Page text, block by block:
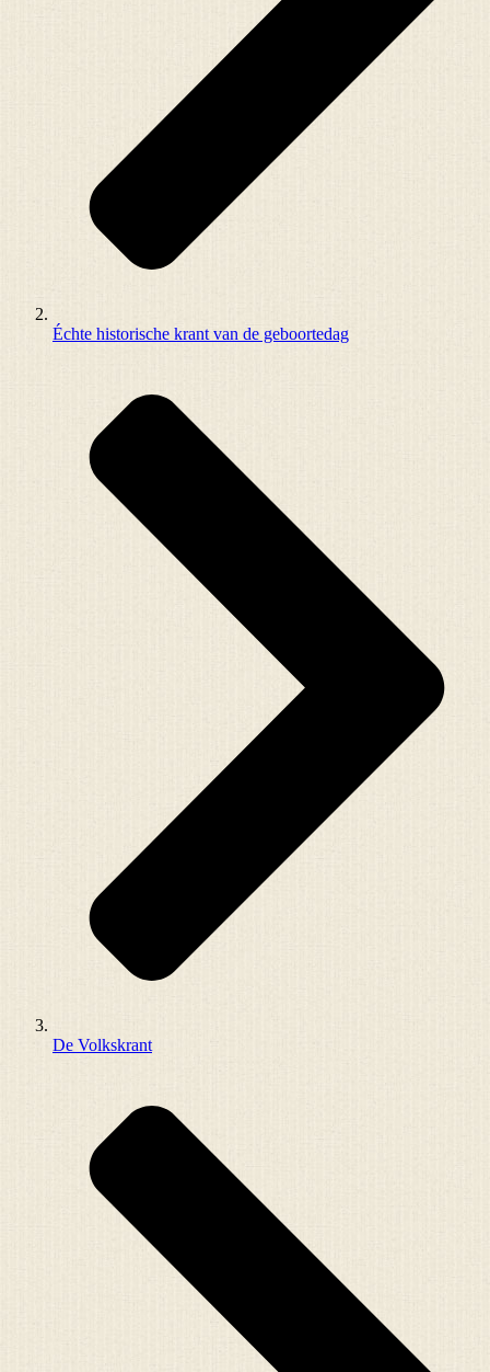
Échte historische krant van de geboortedag
De Volkskrant